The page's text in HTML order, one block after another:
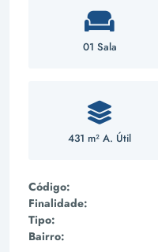
01 Sala
431 m² A. Útil
Código:
Finalidade:
Tipo:
Bairro: